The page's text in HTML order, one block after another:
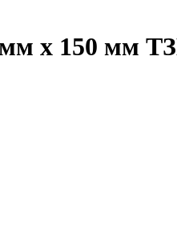
х 150 мм